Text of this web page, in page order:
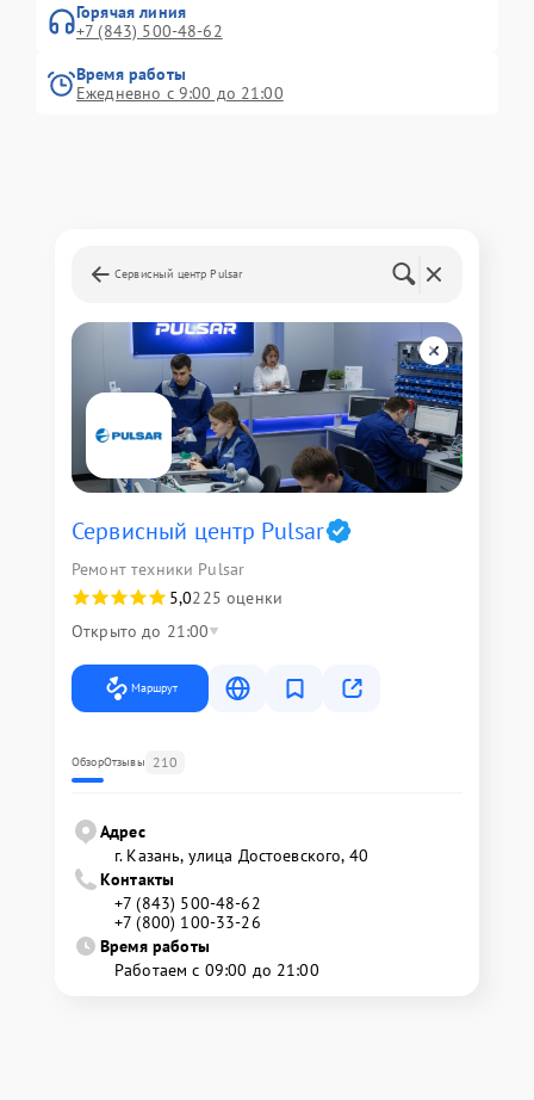
Горячая линия
+7 (843) 500-48-62
Время работы
Ежедневно с 9:00 до 21:00
Сервисный центр Pulsar
Сервисный центр Pulsar
Ремонт техники Pulsar
5,0225 оценки
Открыто до 21:00
Маршрут
ОбзорОтзывы 210
Адрес
г. Казань, улица Достоевского, 40
Контакты
+7 (843) 500-48-62
+7 (800) 100-33-26
Время работы
Работаем с 09:00 до 21:00